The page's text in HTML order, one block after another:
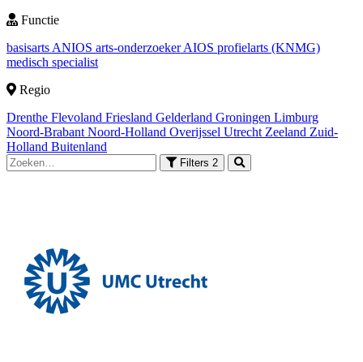
Functie
basisarts ANIOS arts-onderzoekerAIOS profielarts (KNMG)
medisch specialist
Regio
Drenthe Flevoland Friesland Gelderland Groningen Limburg
Noord-Brabant Noord-Holland Overijssel Utrecht Zeeland Zuid-
Holland Buitenland
Filters 2